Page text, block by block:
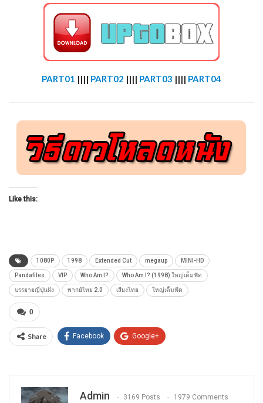
PART01 |||| PART02 |||| PART03 |||| PART04
Like this:
1080P 1998 Extended Cut megaup MINI-HD
Pandafiles VIP Who Am I? Who Am I? (1998) ใหญ่เต็มฟัด
บรรยายญี่ปุ่นฝัง พากย์ไทย 2.0 เสียงไทย ใหญ่เต็มฟัด
0
Share Facebook Google+
Admin 3169 Posts 1979 Comments